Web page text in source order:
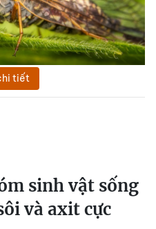
tiết
sinh vật sống
và axit cực